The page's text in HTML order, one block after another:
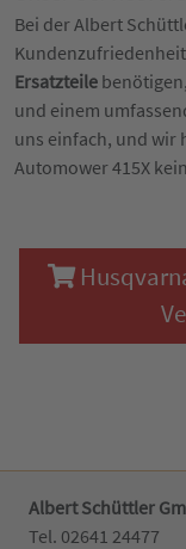
Bei der Albert
Ersatzteile
und einem
uns einfach, und wir
Automower 415X
Albert Schüttler
Tel. 02641 24477‬